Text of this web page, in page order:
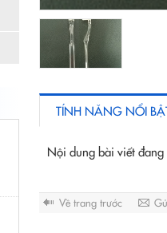
TÍNH NĂNG NỔI
Nội dung bài viết
Về trang trước